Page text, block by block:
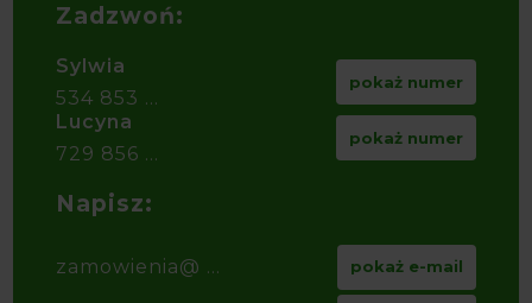
Zadzwoń:
Sylwia
534 853 ...
pokaż numer
Lucyna
729 856 ...
pokaż numer
Napisz:
zamowienia@ ... pokaż e-mail